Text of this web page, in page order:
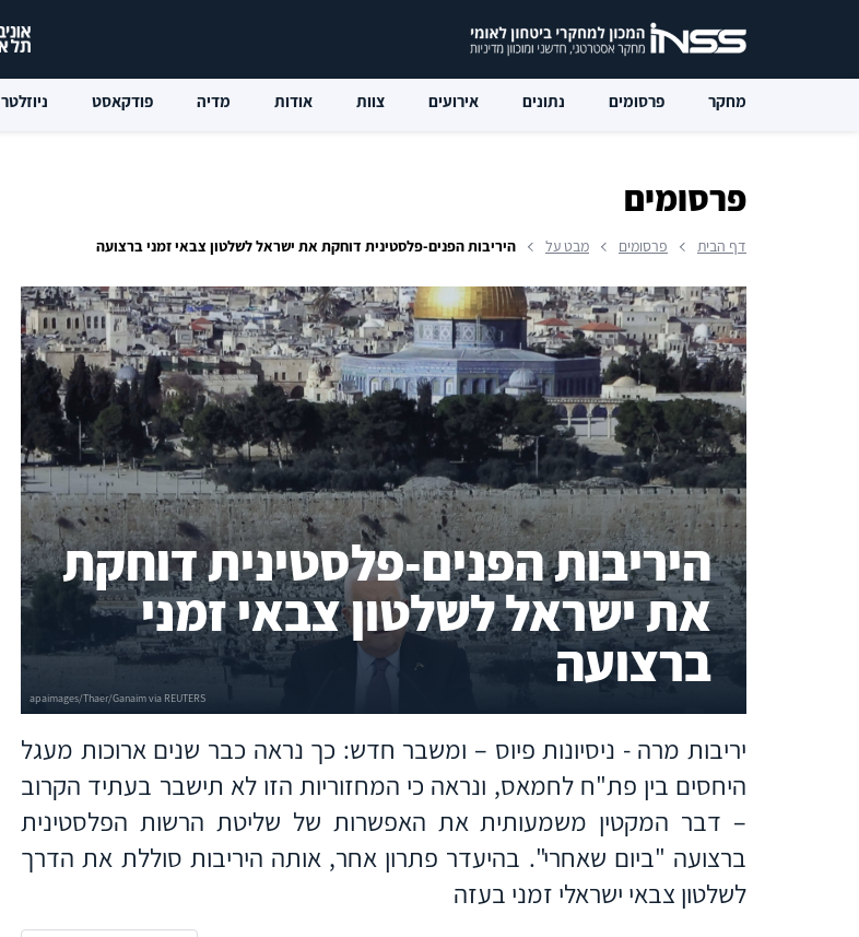
מחקר פרסומים נתונים אירועים צוות אודות מדיה פודקאסט ניוזלטר
פרסומים
דף הבית פרסומים מבט על היריבות הפנים-פלסטינית דוחקת את ישראל לשלטון צבאי זמני ברצועה
היריבות הפנים-פלסטינית דוחקת
את ישראל לשלטון צבאי זמני
ברצועה
יריבות מרה - ניסיונות פיוס – ומשבר חדש: כך נראה כבר שנים ארוכות מעגל
היחסים בין פת"ח לחמאס, ונראה כי המחזוריות הזו לא תישבר בעתיד הקרוב
– דבר המקטין משמעותית את האפשרות של שליטת הרשות הפלסטינית
ברצועה "ביום שאחרי". בהיעדר פתרון אחר, אותה היריבות סוללת את הדרך
לשלטון צבאי ישראלי זמני בעזה